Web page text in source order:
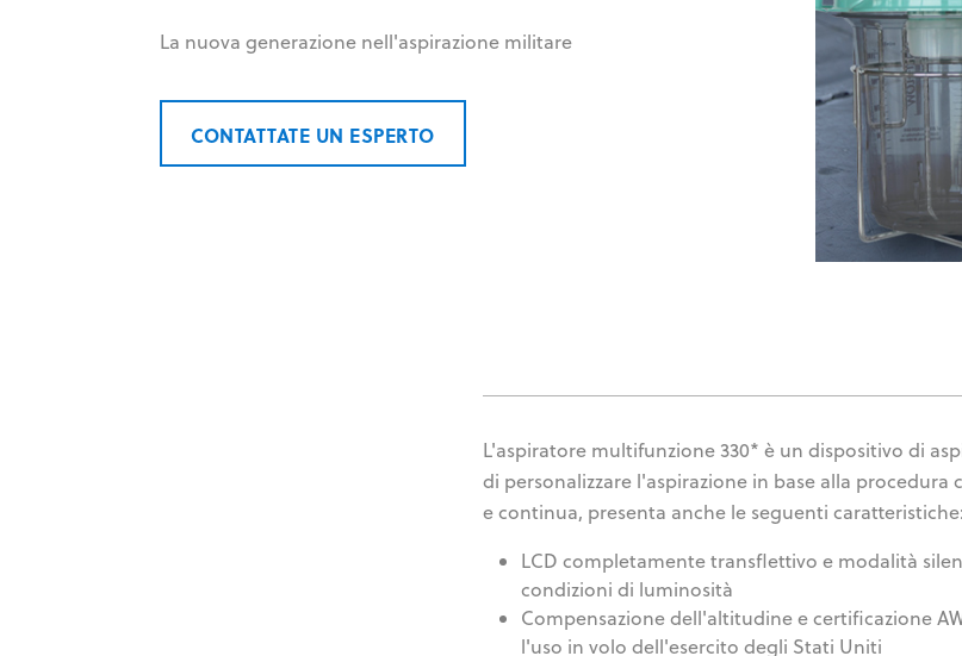
La nuova generazione nell'aspirazione militare
CONTATTATE UN ESPERTO
L'aspiratore multifunzione 330* è un dispositivo di
di personalizzare l'aspirazione in base alla
e continua, presenta anche le seguenti caratteristiche:
LCD completamente transflettivo e modalità
condizioni di luminosità
Compensazione dell'altitudine e certificazione
l'uso in volo dell'esercito degli Stati Uniti